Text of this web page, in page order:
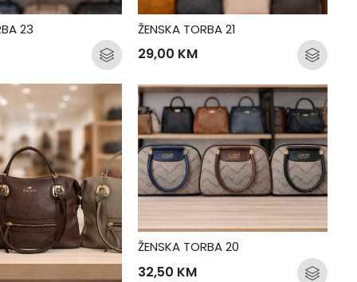
23 ŽENSKA TORBA 21
29,00 KM
ŽENSKA TORBA 20
32,50 KM